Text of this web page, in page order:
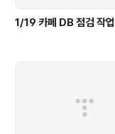
1/19 카페 DB 점검 작업